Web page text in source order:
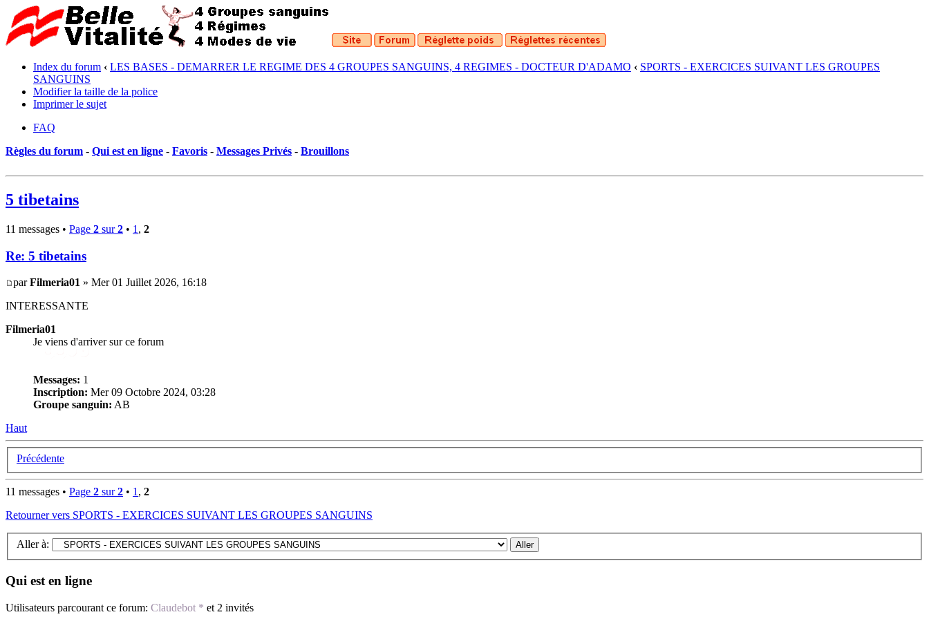
Index du forum ‹ LES BASES - DEMARRER LE REGIME DES 4 GROUPES SANGUINS, 4 REGIMES - DOCTEUR D'ADAMO ‹ SPORTS - EXERCICES SUIVANT LES GROUPES
SANGUINS
Modifier la taille de la police
Imprimer le sujet
FAQ
Règles du forum - Qui est en ligne - Favoris - Messages Privés - Brouillons
5 tibetains
11 messages • Page 2 sur2 • 1 , 2
Re: 5 tibetains
parFilmeria01 » Mer 01 Juillet 2026, 16:18
INTERESSANTE
Filmeria01
Je viens d'arriver sur ce forum
Messages: 1
Inscription: Mer 09 Octobre 2024, 03:28
Groupe sanguin: AB
Haut
Précédente
11 messages • Page 2 sur2 • 1 , 2
Retourner vers SPORTS - EXERCICES SUIVANT LES GROUPES SANGUINS
Aller à:
Qui est en ligne
Utilisateurs parcourant ce forum: Claudebot * et 2 invités